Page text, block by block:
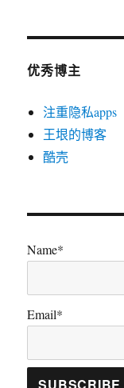
优秀博主
注重隐私apps
王垠的博客
酷壳
Name*
Email*